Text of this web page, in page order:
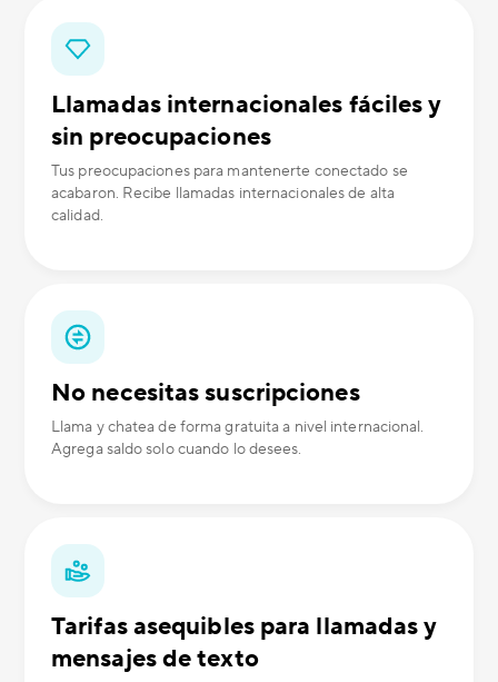
Llamadas internacionales fáciles y
sin preocupaciones
Tus preocupaciones para mantenerte conectado se
acabaron. Recibe llamadas internacionales de alta
calidad.
No necesitas suscripciones
Llama y chatea de forma gratuita a nivel internacional.
Agrega saldo solo cuando lo desees.
Tarifas asequibles para llamadas y
mensajes de texto